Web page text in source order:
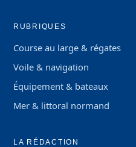
RUBRIQUES
Course au large & régates
Voile & navigation
Équipement & bateaux
Mer & littoral normand
LA RÉDACTION